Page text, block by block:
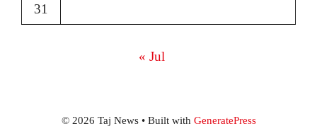
31
« Jul
© 2026 Taj News• Built with GeneratePress